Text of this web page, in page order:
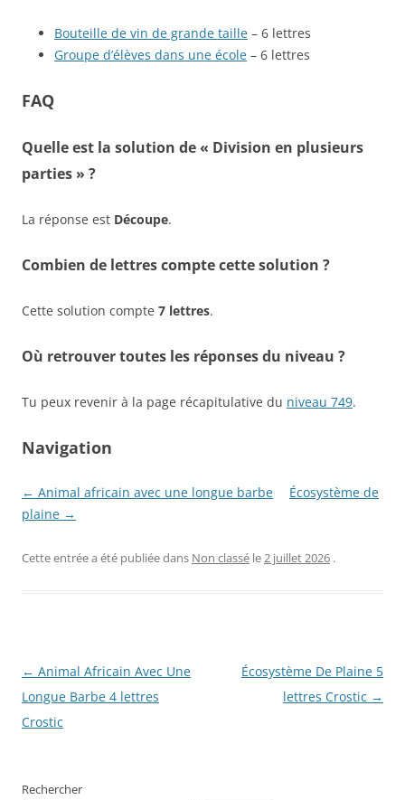
Bouteille de vin de grande taille – 6 lettres
Groupe d’élèves dans une école – 6 lettres
FAQ
Quelle est la solution de « Division en plusieurs
parties » ?
La réponse est Découpe.
Combien de lettres compte cette solution ?
Cette solution compte 7 lettres.
Où retrouver toutes les réponses du niveau ?
Tu peux revenir à la page récapitulative du niveau 749.
Navigation
← Animal africain avec une longue barbe
Écosystème de
plaine →
Cette entrée a été publiée dans Non classé le2 juillet 2026 .
Navigation
des
articles
← Animal Africain Avec Une
Longue Barbe 4 lettres
Crostic
Écosystème De Plaine 5
lettres Crostic →
Rechercher